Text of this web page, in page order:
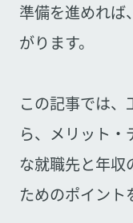
準備を進めれば
がります。
この記事では
ら、メリット
な就職先と年収
ためのポイント